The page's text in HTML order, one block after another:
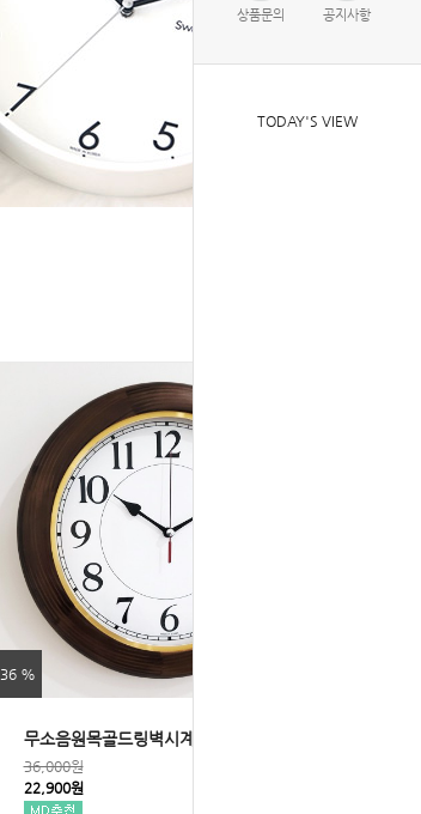
상품문의 공지사항
TODAY'S VIEW
36 %
무소음원목골드링벽시계320
36,000원
22,900원